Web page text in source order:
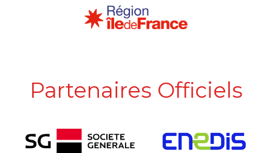
Partenaires Officiels